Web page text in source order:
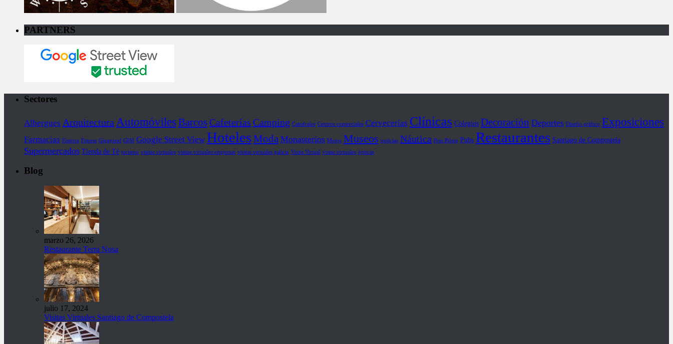
PARTNERS
Sectores
Albergues Arquitectura Automóviles BarcosCafeterías Camping Catedrales Centros comerciales Cervecerías Clínicas Colegios Decoración Deportes Diseño gráfico Exposiciones
Farmacias Fisterra Fitness Gigapixel GIM Google Street View HotelesModa Monasterios Motos Museos noticias Náutica Piso Piloto Pubs Restaurantes Santiago de Compostela
Supermercados Tienda de Té turismo visitas virtuales visitas virtuales empresas visitas virtuales galicia Visita Virtual vistas virtuales ópticas
Blog
marzo 26, 2026
Restaurante Terra Nosa
julio 17, 2024
Visitas Virtuales Santiago de Compostela